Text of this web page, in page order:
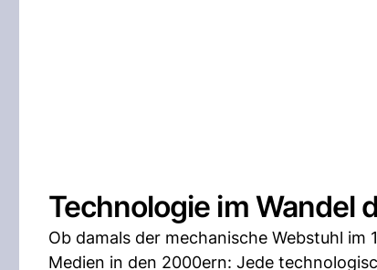
Technologie im Wandel
Ob damals der mechanische Webstuhl
Medien in den 2000ern: Jede